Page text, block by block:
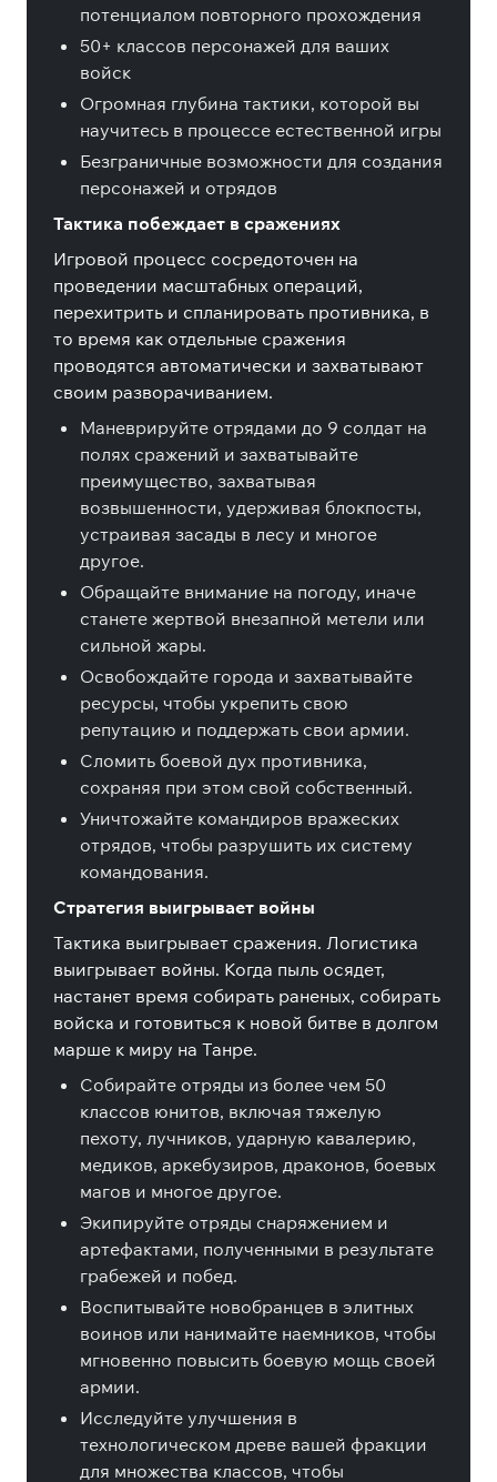
потенциалом повторного прохождения
50+ классов персонажей для ваших
войск
Огромная глубина тактики, которой вы
научитесь в процессе естественной игры
Безграничные возможности для создания
персонажей и отрядов
Тактика побеждает в сражениях
Игровой процесс сосредоточен на
проведении масштабных операций,
перехитрить и спланировать противника, в
то время как отдельные сражения
проводятся автоматически и захватывают
своим разворачиванием.
Маневрируйте отрядами до 9 солдат на
полях сражений и захватывайте
преимущество, захватывая
возвышенности, удерживая блокпосты,
устраивая засады в лесу и многое
другое.
Обращайте внимание на погоду, иначе
станете жертвой внезапной метели или
сильной жары.
Освобождайте города и захватывайте
ресурсы, чтобы укрепить свою
репутацию и поддержать свои армии.
Сломить боевой дух противника,
сохраняя при этом свой собственный.
Уничтожайте командиров вражеских
отрядов, чтобы разрушить их систему
командования.
Стратегия выигрывает войны
Тактика выигрывает сражения. Логистика
выигрывает войны. Когда пыль осядет,
настанет время собирать раненых, собирать
войска и готовиться к новой битве в долгом
марше к миру на Танре.
Собирайте отряды из более чем 50
классов юнитов, включая тяжелую
пехоту, лучников, ударную кавалерию,
медиков, аркебузиров, драконов, боевых
магов и многое другое.
Экипируйте отряды снаряжением и
артефактами, полученными в результате
грабежей и побед.
Воспитывайте новобранцев в элитных
воинов или нанимайте наемников, чтобы
мгновенно повысить боевую мощь своей
армии.
Исследуйте улучшения в
технологическом древе вашей фракции
для множества классов, чтобы